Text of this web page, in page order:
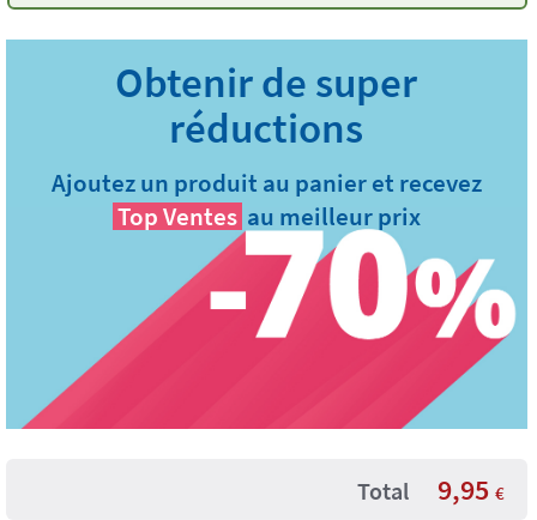
Ajoutez un produit au panier et recevez
Top Ventes au meilleur prix
Total 9,95 €